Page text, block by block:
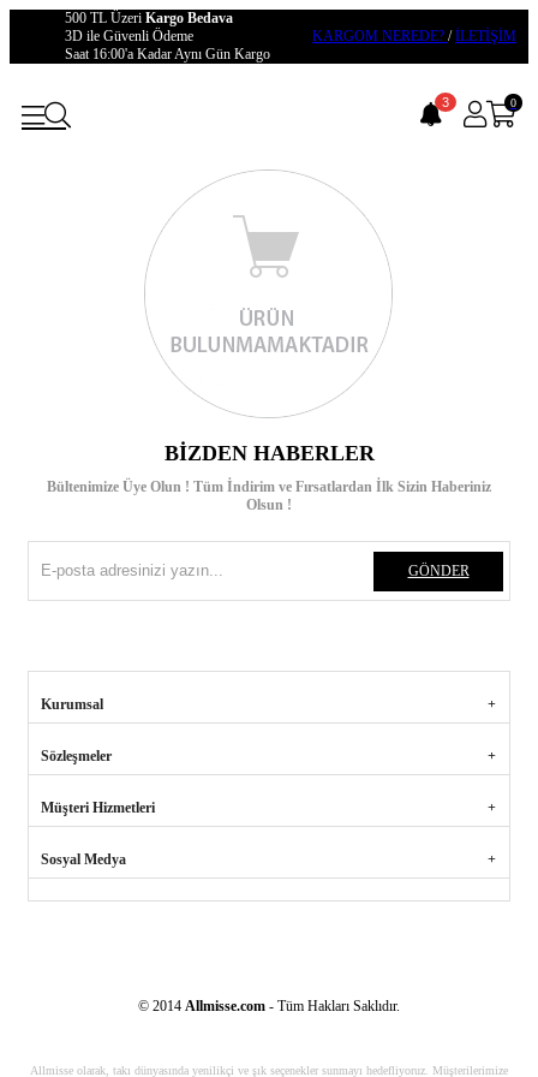
500 TL Üzeri Kargo Bedava
3D ile Güvenli Ödeme
Saat 16:00'a Kadar Aynı Gün Kargo
KARGOM NEREDE? /İLETİŞİM
3 0
BIZDEN HABERLER
Bültenimize Üye Olun ! Tüm İndirim ve Fırsatlardan İlk Sizin Haberiniz
Olsun !
GÖNDER
Kurumsal
Sözleşmeler
Müşteri Hizmetleri
Sosyal Medya
© 2014 Allmisse.com - Tüm Hakları Saklıdır.
Allmisse olarak, takı dünyasında yenilikçi ve şık seçenekler sunmayı hedefliyoruz. Müşterilerimize